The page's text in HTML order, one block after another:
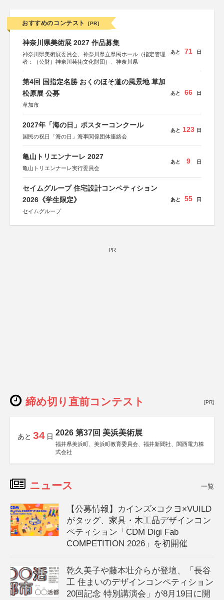
おすすめのコンテスト [PR]
神奈川県美術展 2027 作品募集
神奈川県美術展委員会、神奈川県立県民ホール（指定管理
者：（公財）神奈川芸術文化財団）、神奈川県
あと 71 日
第4回 国指定名勝 おくのほそ道の風景地 草加
松原展 公募
草加市
あと 66 日
2027年「海の日」ポスターコンクール
国民の祝日「海の日」海事関係団体連絡会
あと 123 日
亀山トリエンナーレ 2027
亀山トリエンナーレ実行委員会
あと 9 日
セイムグループ 住宅設計コンペティション
2026《学生限定》
セイムグループ
あと 55 日
PR
締め切り直前コンテスト [PR]
あと 34 日 2026 第37回 美浜美術展
福井県美浜町、美浜町教育委員会、福井新聞社、関西電力株
式会社
ニュース 一覧
【公募情報】カインズ×コクヨ×VUILD
がタッグ、家具・木工品デザインコン
ペティション「CDM Digi Fab
COMPETITION 2026」を初開催
乾久美子や藤本壮介らが登壇、「長谷
工 住まいのデザインコンペティション
20回記念 特別講演会」が8月19日に開